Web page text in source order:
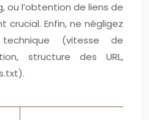
ou l’obtention de liens de
Enfin, ne négligez
(vitesse de
structure des URL,